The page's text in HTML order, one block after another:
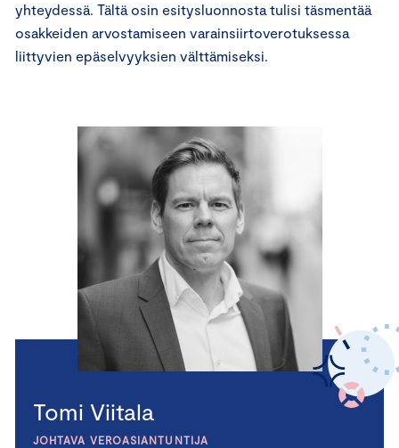
yhteydessä. Tältä osin esitysluonnosta tulisi täsmentää
osakkeiden arvostamiseen varainsiirtoverotuksessa
liittyvien epäselvyyksien välttämiseksi.
Tomi Viitala
JOHTAVA VEROASIANTUNTIJA